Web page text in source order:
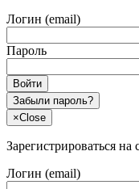
Логин (email)
Пароль
Войти
Забыли пароль?
×Close
Зарегистрироваться на
Логин (email)